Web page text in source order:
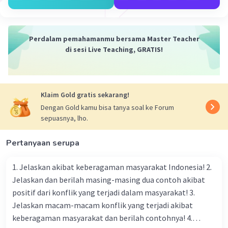
bantuan pemasaran kepada UMKM di desa untuk
ketergantungan pada sektor pertanian dengan
mendorong pengembangan sektor lain seperti
* Program Transmigrasi Terarah: Memindahkan
penduduk dari daerah padat penduduk ke daerah yang
lebih terbuka dengan program yang terencana dan
berkelanjutan.
* Kemitraan Desa-Kota: Membangun kerjasama antara
pemerintah desa dan kota, serta antara pelaku usaha di
kesenjangan.
sumber daya manusia di desa melalui pendidikan dan
pelatihan vokasi yang relevan dengan kebutuhan pasar
kerja.
* Pengelolaan Sumber Daya Alam yang Berkelanjutan:
Melindungi dan melestarikan sumber daya alam di desa
untuk menjamin keberlanjutan ekonomi jangka panjang.
Perdalam pemahamanmu bersama Master Teacher
di sesi Live Teaching, GRATIS!
Klaim Gold gratis sekarang!
Dengan Gold kamu bisa tanya soal ke Forum
sepuasnya, lho.
Pertanyaan serupa
1. Jelaskan akibat keberagaman masyarakat Indonesia! 2.
Jelaskan dan berilah masing-masing dua contoh akibat
positif dari konflik yang terjadi dalam masyarakat! 3.
Jelaskan macam-macam konflik yang terjadi akibat
keberagaman masyarakat dan berilah contohnya! 4.